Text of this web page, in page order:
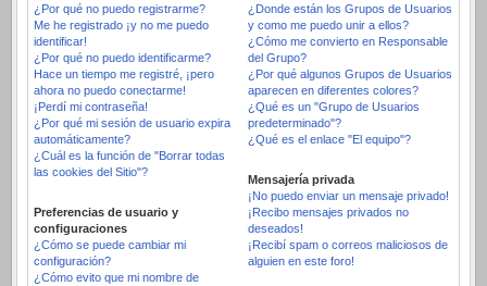
¿Por qué no puedo registrarme?
Me he registrado ¡y no me puedo
identificar!
¿Por qué no puedo identificarme?
Hace un tiempo me registré, ¡pero
ahora no puedo conectarme!
¡Perdí mi contraseña!
¿Por qué mi sesión de usuario expira
automáticamente?
¿Cuál es la función de "Borrar todas
las cookies del Sitio"?
Preferencias de usuario y
configuraciones
¿Cómo se puede cambiar mi
configuración?
¿Cómo evito que mi nombre de
¿Donde están los Grupos de Usuarios
y como me puedo unir a ellos?
¿Cómo me convierto en Responsable
del Grupo?
¿Por qué algunos Grupos de Usuarios
aparecen en diferentes colores?
¿Qué es un "Grupo de Usuarios
predeterminado"?
¿Qué es el enlace "El equipo"?
Mensajería privada
¡No puedo enviar un mensaje privado!
¡Recibo mensajes privados no
deseados!
¡Recibí spam o correos maliciosos de
alguien en este foro!